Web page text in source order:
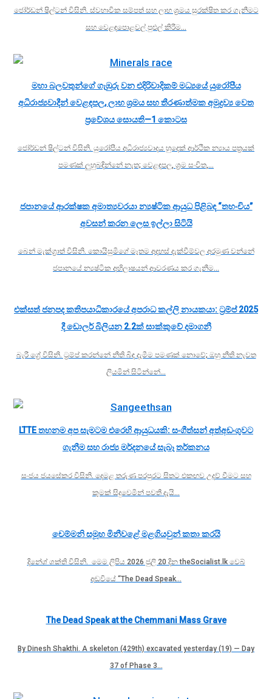
ජෝර්ඩන් ෂිල්ටන් විසිනි. ස්වභාවික සම්පත් සහ ලාභ ශ්‍රමය සුරක්ෂිත කර ගැනීමට
සහ වෙළඳපොළවල් පුළුල් කිරීම…
මහා බලවතුන්ගේ ගැඹුරු වන එදිරිවාදිකම් මධ්‍යයේ යුරෝපීය
අධිරාජ්‍යවාදීන් වෙළඳපල, ලාභ ශ්‍රමය සහ තීරණාත්මක අමුද්‍රව්‍ය වෙත
ප්‍රවේශය සොයති—1 කොටස
ජෝර්ඩන් ෂිල්ටන් විසිනි. යුරෝපීය අධිරාජ්‍යවාදය හුදෙක් ආර්ථික න්‍යාය පත්‍රයක්
පමණක් ලුහුබඳින්නේ නැත; වෙළඳපල, ශ්‍රම සංචිත,…
ජපානයේ ආරක්ෂක අමාත්‍යවරයා න්‍යෂ්ටික ආයුධ පිළිබඳ “තහංචිය”
අවසන් කරන ලෙස ඉල්ලා සිටියි
බෙන් මැක්ග්‍රාත් විසිනි. කොයිසුමිගේ මෑතම අදහස් දැක්වීම්වල අරමුණ වන්නේ
ජපානයේ න්‍යෂ්ටික අභිලාෂයන් ආවරණය කර ගැනීම…
එක්සත් ජනපද කතිපයාධිකාරයේ අපරාධ කල්ලි නායකයා: ට්‍රම්ප් 2025
දී ඩොලර් බිලියන 2.2ක් සාක්කුවේ දමාගනී
බැරී ග්‍රේ විසිනි. ට්‍රම්ප් කරන්නේ නීති බිඳ දැමීම පමණක් නොවේ; ඔහු නීති නැවත
ලියමින් සිටින්නේ…
LTTE තහනම අප සැමටම එරෙහි ආයුධයකි: සංගීත්සන් අත්අඩංගුවට
ගැනීම සහ රාජ්‍ය මර්දනයේ සැබෑ තර්කනය
සංජය ජයසේකර විසිනි. දෙමළ තරුණ පරපුරට සිතට එකඟව උදව් වීමට සහ
කුමක් සිදුවෙමින් පවතී දැයි…
චෙම්මනි සමූහ මිනීවළේ මළගියවුන් කතා කරයි
දිනේශ් ශක්ති විසිනි. මෙම ලිපිය 2026 ජුලි 20 දින theSocialist.lk වෙබ්
අඩවියේ “The Dead Speak…
The Dead Speak at the Chemmani Mass Grave
By Dinesh Shakthi. A skeleton (429th) excavated yesterday (19) — Day
37 of Phase 3…